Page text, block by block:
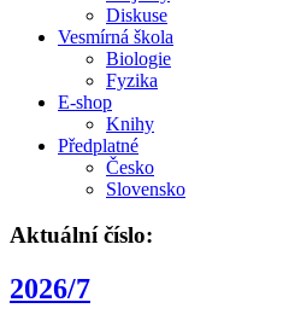
Diskuse
Vesmírná škola
Biologie
Fyzika
E-shop
Knihy
Předplatné
Česko
Slovensko
Aktuální číslo:
2026/7